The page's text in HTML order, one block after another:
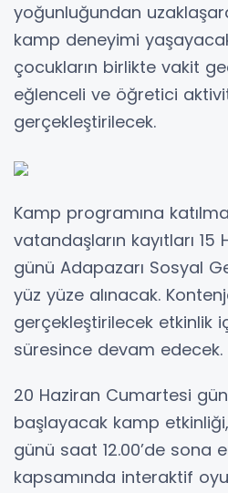
yoğunluğundan
kamp deneyimi
çocukların birlikte vakit
eğlenceli ve öğretici
gerçekleştirilecek.
Kamp programına
vatandaşların kayıtları 15
günü Adapazarı Sosyal
yüz yüze alınacak.
gerçekleştirilecek etkinlik
süresince devam edecek.
20 Haziran Cumartesi
başlayacak kamp
günü saat 12.00’de sona
kapsamında interaktif